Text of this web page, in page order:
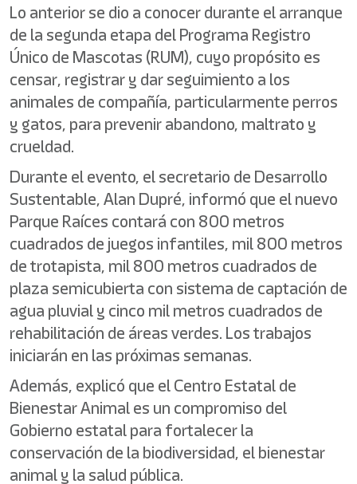
Lo anterior se dio a conocer durante el arranque
de la segunda etapa del Programa Registro
Único de Mascotas (RUM), cuyo propósito es
censar, registrar y dar seguimiento a los
animales de compañía, particularmente perros
y gatos, para prevenir abandono, maltrato y
crueldad.
Durante el evento, el secretario de Desarrollo
Sustentable, Alan Dupré, informó que el nuevo
Parque Raíces contará con 800 metros
cuadrados de juegos infantiles, mil 800 metros
de trotapista, mil 800 metros cuadrados de
plaza semicubierta con sistema de captación de
agua pluvial y cinco mil metros cuadrados de
rehabilitación de áreas verdes. Los trabajos
iniciarán en las próximas semanas.
Además, explicó que el Centro Estatal de
Bienestar Animal es un compromiso del
Gobierno estatal para fortalecer la
conservación de la biodiversidad, el bienestar
animal y la salud pública.